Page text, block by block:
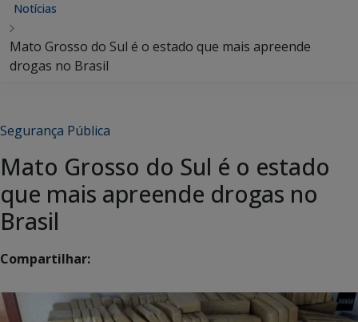
Notícias
Mato Grosso do Sul é o estado que mais apreende
drogas no Brasil
Segurança Pública
Mato Grosso do Sul é o estado
que mais apreende drogas no
Brasil
Compartilhar: